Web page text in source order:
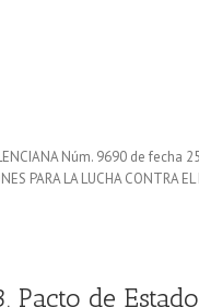
Núm. 9690 de
PARA LA LUCHA CONTRA
Pacto de